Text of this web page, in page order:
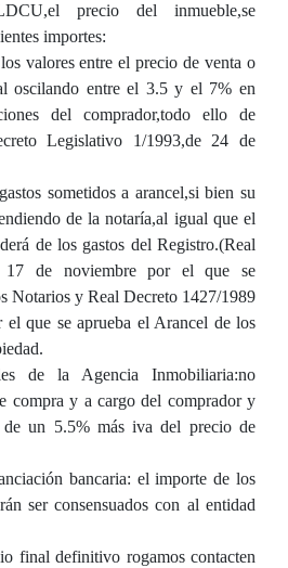
precio del inmueble,se
importes:
valores entre el precio de venta o
oscilando entre el 3.5 y el 7% en
del comprador,todo ello de
Legislativo 1/1993,de 24 de
sometidos a arancel,si bien su
de la notaría,al igual que el
de los gastos del Registro.(Real
17 de noviembre por el que se
Notarios y Real Decreto 1427/1989
el que se aprueba el Arancel de los
de la Agencia Inmobiliaria:no
compra y a cargo del comprador y
de un 5.5% más iva del precio de
bancaria: el importe de los
ser consensuados con al entidad
final definitivo rogamos contacten